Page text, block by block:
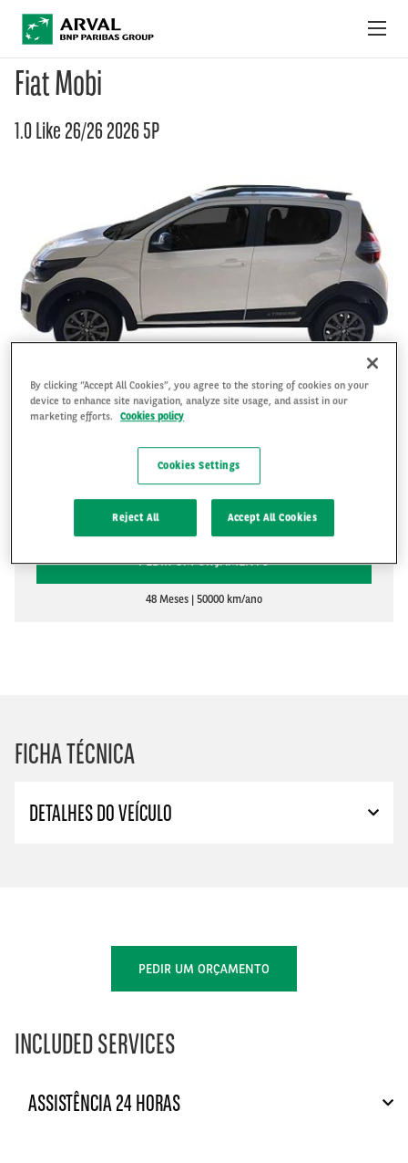
Pular para o conteúdo principal
Fiat Mobi
1.0 Like 26/26 2026 5P
R$1,901
PEDIR UM ORÇAMENTO
48 Meses 50000 km/ano
FICHA TÉCNICA
DETALHES DO VEÍCULO
PEDIR UM ORÇAMENTO
INCLUDED SERVICES
ASSISTÊNCIA 24 HORAS
OFERTAS DO MÊS
COMO FUNCIONA
FALE CONOSCO
By clicking “Accept All Cookies”, you agree to the storing of cookies on your
device to enhance site navigation, analyze site usage, and assist in our
marketing efforts.
Cookies policy
Cookies Settings
Reject All Accept All Cookies